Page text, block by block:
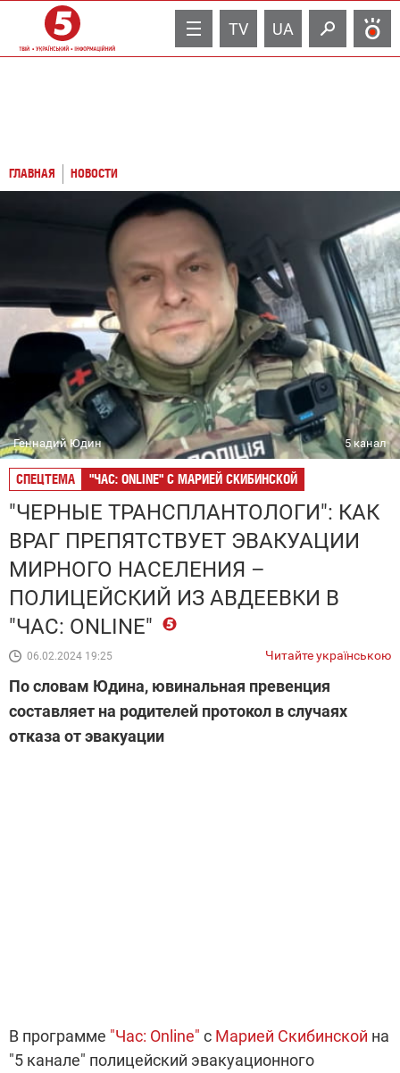
TV UA
ГЛАВНАЯ НОВОСТИ
Геннадий Юдин 5 канал
СПЕЦТЕМА "ЧАС: ONLINE" С МАРИЕЙ СКИБИНСКОЙ
"ЧЕРНЫЕ ТРАНСПЛАНТОЛОГИ": КАК
ВРАГ ПРЕПЯТСТВУЕТ ЭВАКУАЦИИ
МИРНОГО НАСЕЛЕНИЯ –
ПОЛИЦЕЙСКИЙ ИЗ АВДЕЕВКИ В
"ЧАС: ONLINE"
06.02.2024 19:25 Читайте українською
По словам Юдина, ювинальная превенция
составляет на родителей протокол в случаях
отказа от эвакуации
В программе "Час: Online" с Марией Скибинской на
"5 канале" полицейский эвакуационного